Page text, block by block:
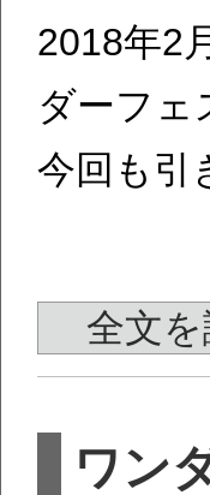
2018年2
ダーフェ
今回も引
全文
ワン